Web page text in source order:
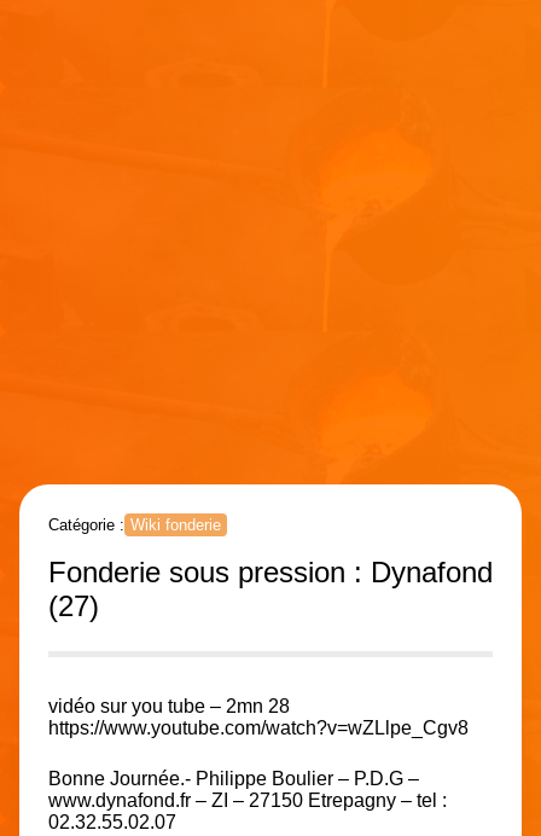
Catégorie : Wiki fonderie
Fonderie sous pression : Dynafond
(27)
vidéo sur you tube – 2mn 28
https://www.youtube.com/watch?v=wZLlpe_Cgv8
Bonne Journée.- Philippe Boulier – P.D.G –
www.dynafond.fr – ZI – 27150 Etrepagny – tel :
02.32.55.02.07